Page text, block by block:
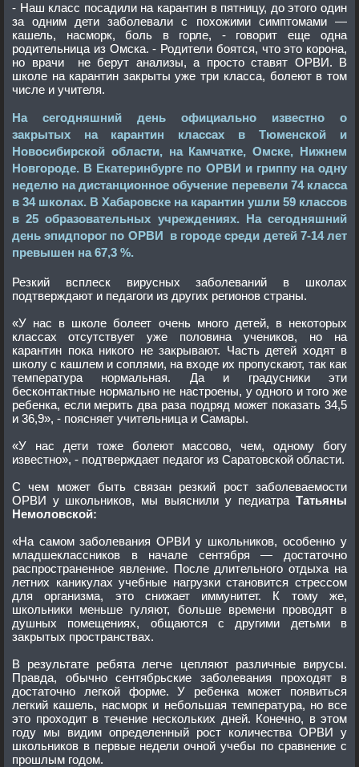
- Наш класс посадили на карантин в пятницу, до этого один
за одним дети заболевали с похожими симптомами —
кашель, насморк, боль в горле, - говорит еще одна
родительница из Омска. - Родители боятся, что это корона,
но врачи не берут анализы, а просто ставят ОРВИ. В
школе на карантин закрыты уже три класса, болеют в том
числе и учителя.
На сегодняшний день официально известно о
закрытых на карантин классах в Тюменской и
Новосибирской области, на Камчатке, Омске, Нижнем
Новгороде. В Екатеринбурге по ОРВИ и гриппу на одну
неделю на дистанционное обучение перевели 74 класса
в 34 школах. В Хабаровске на карантин ушли 59 классов
в 25 образовательных учреждениях. На сегодняшний
день эпидпорог по ОРВИ в городе среди детей 7-14 лет
превышен на 67,3 %.
Резкий всплеск вирусных заболеваний в школах
подтверждают и педагоги из других регионов страны.
«У нас в школе болеет очень много детей, в некоторых
классах отсутствует уже половина учеников, но на
карантин пока никого не закрывают. Часть детей ходят в
школу с кашлем и соплями, на входе их пропускают, так как
температура нормальная. Да и градусники эти
бесконтактные нормально не настроены, у одного и того же
ребенка, если мерить два раза подряд может показать 34,5
и 36,9», - поясняет учительница и Самары.
«У нас дети тоже болеют массово, чем, одному богу
известно», - подтверждает педагог из Саратовской области.
С чем может быть связан резкий рост заболеваемости
ОРВИ у школьников, мы выяснили у педиатра Татьяны
Немоловской:
«На самом заболевания ОРВИ у школьников, особенно у
младшеклассников в начале сентября — достаточно
распространенное явление. После длительного отдыха на
летних каникулах учебные нагрузки становится стрессом
для организма, это снижает иммунитет. К тому же,
школьники меньше гуляют, больше времени проводят в
душных помещениях, общаются с другими детьми в
закрытых пространствах.
В результате ребята легче цепляют различные вирусы.
Правда, обычно сентябрьские заболевания проходят в
достаточно легкой форме. У ребенка может появиться
легкий кашель, насморк и небольшая температура, но все
это проходит в течение нескольких дней. Конечно, в этом
году мы видим определенный рост количества ОРВИ у
школьников в первые недели очной учебы по сравнение с
прошлым годом.